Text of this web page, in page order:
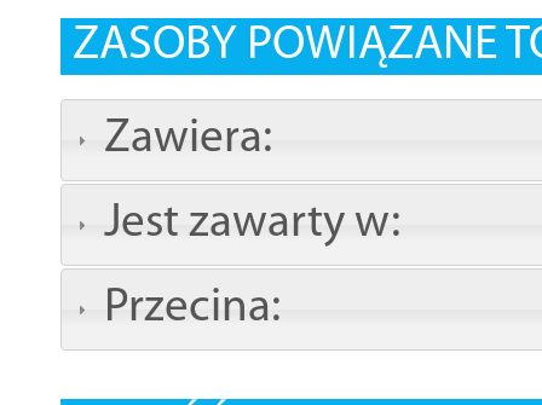
ZASOBY POWIĄZANE
Zawiera:
Jest zawarty w:
Przecina: